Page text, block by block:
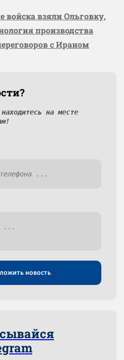
войска взяли Ольговку,
производства
с Ираном
на месте
новость